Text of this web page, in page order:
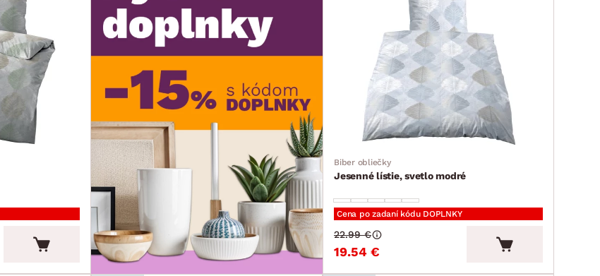
Biber obliečky
Jesenné lístie, svetlo modré
Cena po zadaní kódu DOPLNKY
19.54 €
22.99 €